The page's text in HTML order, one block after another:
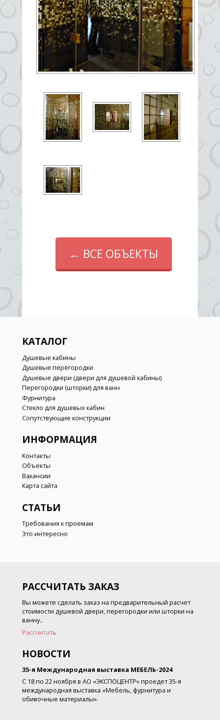
КАТАЛОГ
Душевые кабины
Душевые перегородки
Душевые двери (двери для душевой кабины)
Перегородки (шторки) для ванн
Фурнитура
Стекло для душевых кабин
Сопутствующие конструкции
ИНФОРМАЦИЯ
Контакты
Объекты
Вакансии
Карта сайта
СТАТЬИ
Требования к проемам
Это интересно
РАССЧИТАТЬ ЗАКАЗ
Вы можете сделать заказ на предварительный расчет
стоимости душевой двери, перегородки или шторки на
ванну..
Рассчитать
НОВОСТИ
35-я Международная выставка МЕБЕЛЬ-2024
С 18 по 22 ноября в АО «ЭКСПОЦЕНТР» проедет 35-я
международная выставка «Мебель, фурнитура и
обивочные материалы».